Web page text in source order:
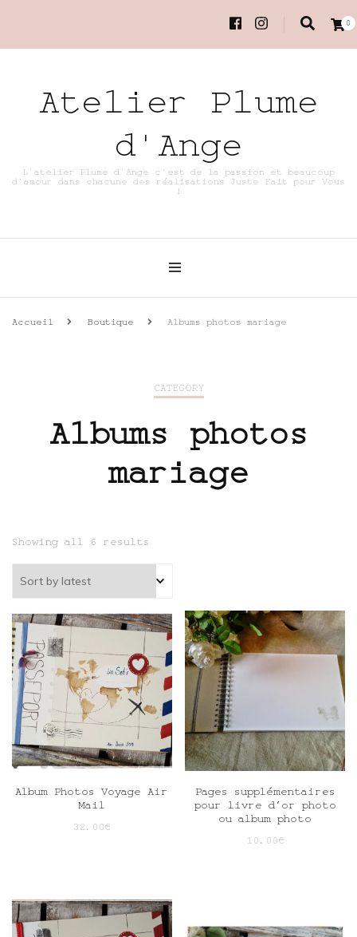
0
Atelier Plume
d'Ange
L'atelier Plume d'Ange c'est de la passion et beaucoup
d'amour dans chacune des réalisations Juste Fait pour Vous
!
Accueil Boutique Albums photos mariage
CATEGORY
Albums photos
mariage
Showing all 6 results
Album Photos Voyage Air
Mail
32.00€
Pages supplémentaires
pour livre d’or photo
ou album photo
10.00€